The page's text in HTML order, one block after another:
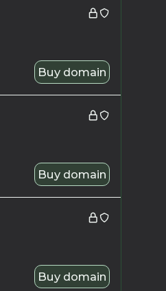
Buy domain
Buy domain
Buy domain